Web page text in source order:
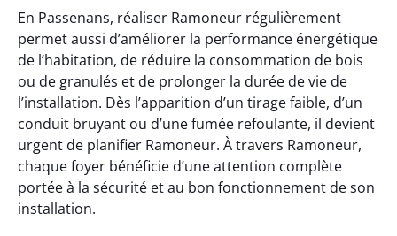
En Passenans, réaliser Ramoneur régulièrement
permet aussi d’améliorer la performance énergétique
de l’habitation, de réduire la consommation de bois
ou de granulés et de prolonger la durée de vie de
l’installation. Dès l’apparition d’un tirage faible, d’un
conduit bruyant ou d’une fumée refoulante, il devient
urgent de planifier Ramoneur. À travers Ramoneur,
chaque foyer bénéficie d’une attention complète
portée à la sécurité et au bon fonctionnement de son
installation.